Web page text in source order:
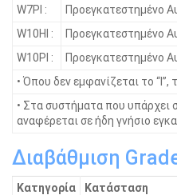
W7PI :
Προεγκατεστημένο
W10HI :
Προεγκατεστημένο
W10PI :
Προεγκατεστημένο
• Όπου δεν εμφανίζεται το
• Στα συστήματα που υπάρχει
αναφέρεται σε ήδη γνήσιο
Διαβάθμιση
Κατηγορία Κατάσταση